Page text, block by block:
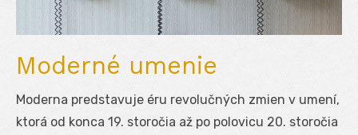
Moderné umenie
Moderna predstavuje éru revolučných zmien v umení,
ktorá od konca 19. storočia až po polovicu 20. storočia